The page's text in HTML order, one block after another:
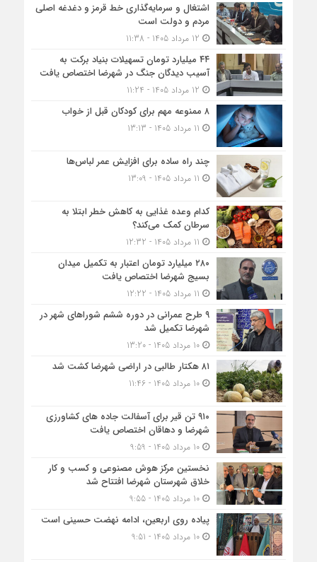
اشتغال و سرمایه‌گذاری خط قرمز و دغدغه اصلی
مردم و دولت است
۴۴ میلیارد تومان تسهیلات بنیاد برکت به
آسیب دیدگان جنگ در شهرضا اختصاص یافت
۸ ممنوعه مهم برای کودکان قبل از خواب
چند راه ساده برای افزایش عمر لباس‌ها
کدام وعده غذایی به کاهش خطر ابتلا به
سرطان کمک می‌کند؟
۲۸۰ میلیارد تومان اعتبار به تکمیل میدان
بسیج شهرضا اختصاص یافت
۹ طرح عمرانی در دوره ششم شوراهای شهر در
شهرضا تکمیل شد
10 مرداد 1405 - 13:20
۸۱ هکتار طالبی در اراضی شهرضا کشت شد
10 مرداد 1405 - 11:46
۹۱۰ تن قیر برای آسفالت جاده های کشاورزی
شهرضا و دهاقان اختصاص یافت
10 مرداد 1405 - 9:59
نخستین مرکز هوش مصنوعی و کسب‌ و کار
خلاق شهرستان شهرضا افتتاح شد
10 مرداد 1405 - 9:55
پیاده روی اربعین، ادامه نهضت حسینی است
10 مرداد 1405 - 9:51